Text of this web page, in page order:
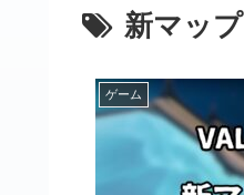
新マップ
ゲーム